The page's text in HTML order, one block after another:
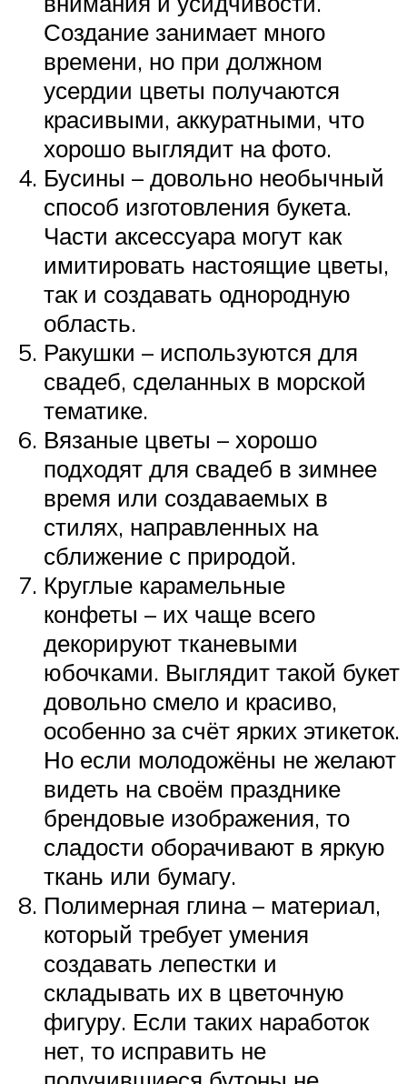
Создание занимает много
времени, но при должном
усердии цветы получаются
красивыми, аккуратными, что
хорошо выглядит на фото.
Бусины – довольно необычный
способ изготовления букета.
Части аксессуара могут как
имитировать настоящие цветы,
так и создавать однородную
область.
Ракушки – используются для
свадеб, сделанных в морской
тематике.
Вязаные цветы – хорошо
подходят для свадеб в зимнее
время или создаваемых в
стилях, направленных на
сближение с природой.
Круглые карамельные
конфеты – их чаще всего
декорируют тканевыми
юбочками. Выглядит такой букет
довольно смело и красиво,
особенно за счёт ярких этикеток.
Но если молодожёны не желают
видеть на своём празднике
брендовые изображения, то
сладости оборачивают в яркую
ткань или бумагу.
Полимерная глина – материал,
который требует умения
создавать лепестки и
складывать их в цветочную
фигуру. Если таких наработок
нет, то исправить не